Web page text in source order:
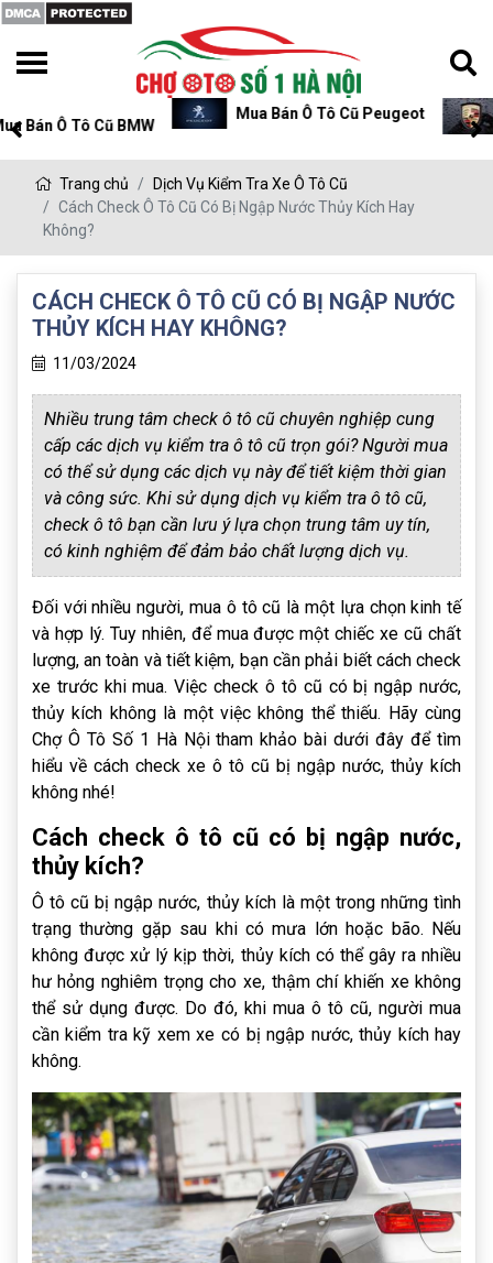
Mua Bán Ô Tô Cũ Peugeot Mua Bán Ô Tô Cũ
Trang chủ
Dịch Vụ Kiểm Tra Xe Ô Tô Cũ
Cách Check Ô Tô Cũ Có Bị Ngập Nước Thủy Kích Hay
Không?
CÁCH CHECK Ô TÔ CŨ CÓ BỊ NGẬP NƯỚC
THỦY KÍCH HAY KHÔNG?
11/03/2024
Nhiều trung tâm check ô tô cũ chuyên nghiệp cung
cấp các dịch vụ kiểm tra ô tô cũ trọn gói? Người mua
có thể sử dụng các dịch vụ này để tiết kiệm thời gian
và công sức. Khi sử dụng dịch vụ kiểm tra ô tô cũ,
check ô tô bạn cần lưu ý lựa chọn trung tâm uy tín,
có kinh nghiệm để đảm bảo chất lượng dịch vụ.
Đối với nhiều người, mua ô tô cũ là một lựa chọn kinh tế
và hợp lý. Tuy nhiên, để mua được một chiếc xe cũ chất
lượng, an toàn và tiết kiệm, bạn cần phải biết cách check
xe trước khi mua. Việc check ô tô cũ có bị ngập nước,
thủy kích không là một việc không thể thiếu. Hãy cùng
Chợ Ô Tô Số 1 Hà Nội tham khảo bài dưới đây để tìm
hiểu về cách check xe ô tô cũ bị ngập nước, thủy kích
không nhé!
Cách check ô tô cũ có bị ngập nước,
thủy kích?
Ô tô cũ bị ngập nước, thủy kích là một trong những tình
trạng thường gặp sau khi có mưa lớn hoặc bão. Nếu
không được xử lý kịp thời, thủy kích có thể gây ra nhiều
hư hỏng nghiêm trọng cho xe, thậm chí khiến xe không
thể sử dụng được. Do đó, khi mua ô tô cũ, người mua
cần kiểm tra kỹ xem xe có bị ngập nước, thủy kích hay
không.